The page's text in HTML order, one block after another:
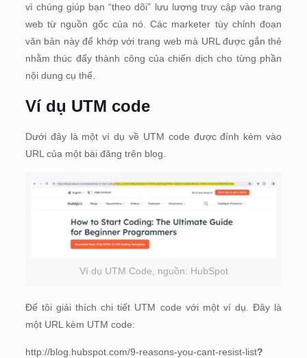
vì chúng giúp bạn “theo dõi” lưu lượng truy cập vào trang
web từ nguồn gốc của nó. Các marketer tùy chỉnh đoạn
văn bản này để khớp với trang web mà URL được gắn thẻ
nhằm thúc đẩy thành công của chiến dịch cho từng phần
nội dung cụ thể.
Ví dụ UTM code
Dưới đây là một ví dụ về UTM code được đính kèm vào
URL của một bài đăng trên blog.
Ví dụ UTM Code, nguồn: HubSpot
Để tôi giải thích chi tiết UTM code với một ví dụ. Đây là
một URL kèm UTM code:
http://blog.hubspot.com/9-reasons-you-cant-resist-list?